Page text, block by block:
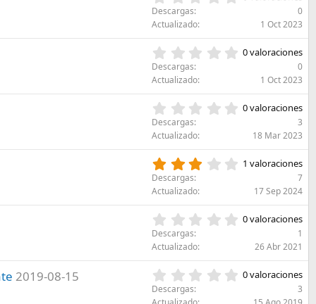
(
s
s
e
(
s
0
e
s
e
(
s
Descargas
0
Actualizado
1 Oct 2023
0
0
e
s
e
(
s
0 valoraciones
Descargas
0
Actualizado
1 Oct 2023
0
0
e
s
e
(
s
0 valoraciones
Descargas
3
Actualizado
18 Mar 2023
3
0
e
s
e
1 valoraciones
Descargas
7
Actualizado
17 Sep 2024
0
0
e
s
0 valoraciones
Descargas
1
Actualizado
26 Abr 2021
2019-08-15 0
0 valoraciones
Descargas
3